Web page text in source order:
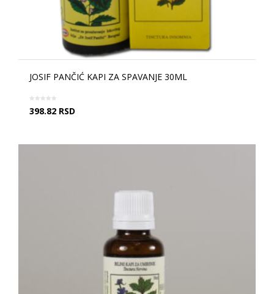
JOSIF PANČIĆ KAPI ZA SPAVANJE 30ML
398.82 RSD